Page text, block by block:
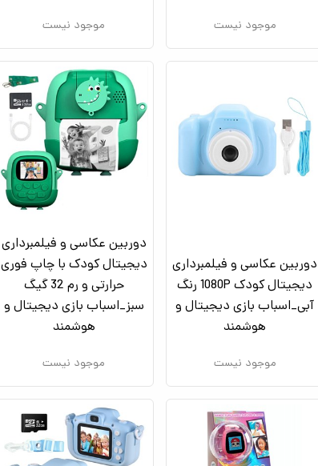
موجود نیست موجود نیست
دوربین عکاسی و فیلمبرداری
دیجیتال کودک 1080P رنگ
آبی_اسباب بازی دیجیتال و
هوشمند
موجود نیست
دوربین عکاسی و فیلمبرداری
دیجیتال کودک با چاپ فوری
حرارتی و رم 32 گیگ
سبز_اسباب بازی دیجیتال و
هوشمند
موجود نیست